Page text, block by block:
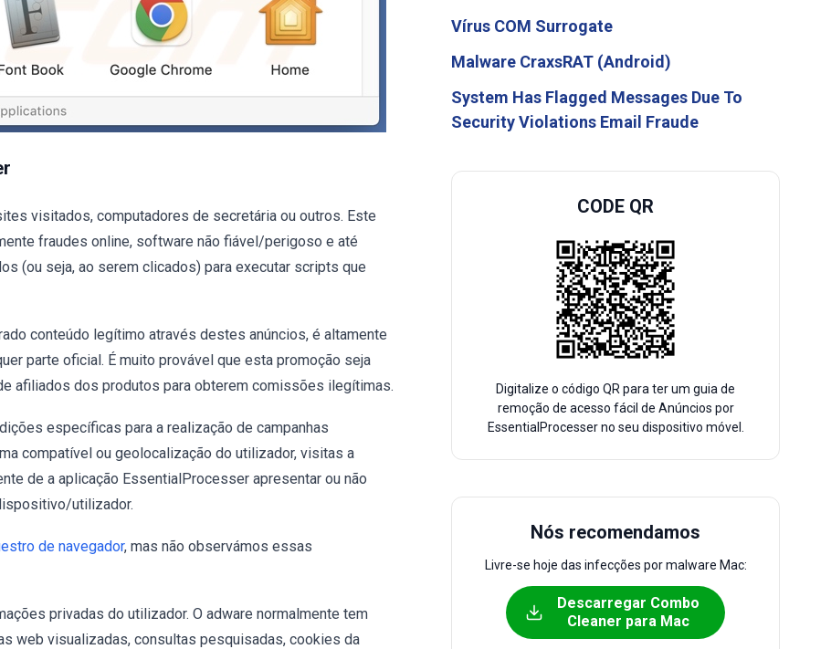
visitados, computadores de secretária ou outros. Este
fraudes online, software não fiável/perigoso e até
(ou seja, ao serem clicados) para executar scripts que
conteúdo legítimo através destes anúncios, é altamente
parte oficial. É muito provável que esta promoção seja
afiliados dos produtos para obterem comissões ilegítimas.
específicas para a realização de campanhas
compatível ou geolocalização do utilizador, visitas a
de a aplicação EssentialProcesser apresentar ou não
utilizador.
de navegador, mas não observámos essas
privadas do utilizador. O adware normalmente tem
web visualizadas, consultas pesquisadas, cookies da
Vírus COM Surrogate
Malware CraxsRAT (Android)
System Has Flagged Messages Due To
Security Violations Email Fraude
CODE QR
Digitalize o código QR para ter um guia de
remoção de acesso fácil de Anúncios por
EssentialProcesser no seu dispositivo móvel.
Nós recomendamos
Livre-se hoje das infecções por malware Mac:
Descarregar Combo
Cleaner para Mac